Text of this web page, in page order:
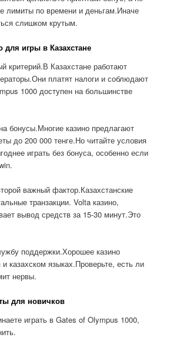
лимиты по времени и деньгам.Иначе
слишком крутым.
для игры в Казахстане
критерий.В Казахстане работают
платят налоги и соблюдают
1000 доступен на большинстве
бонусы.Многие казино предлагают
до 200 000 тенге.Но читайте условия
играть без бонуса, особенно если
важный фактор.Казахстанские
транзакции. Volta казино,
вывод средств за 15-30 минут.Это
поддержки.Хорошее казино
казахском языках.Проверьте, есть ли
нервы.
для новичков
играть в Gates of Olympus 1000,